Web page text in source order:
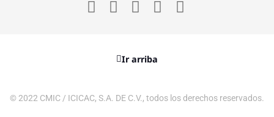
Ir arriba
© 2022 CMIC / ICICAC, S.A. DE C.V., todos los derechos reservados.